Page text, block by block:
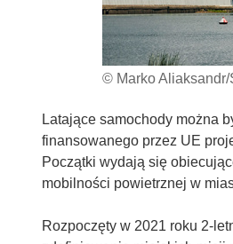
© Marko Aliaksandr/
Latające samochody można
finansowanego przez UE
Początki wydają się
mobilności powietrznej w
Rozpoczęty w 2021 roku 2-